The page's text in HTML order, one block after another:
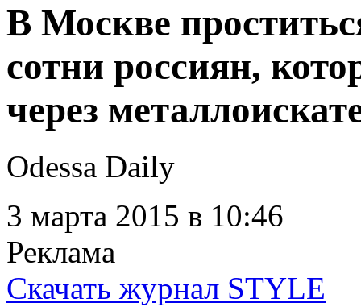
В Москве
сотни россиян,
через
Odessa Daily
3 марта 2015 в 10:46
Реклама
Скачать журнал STYLE